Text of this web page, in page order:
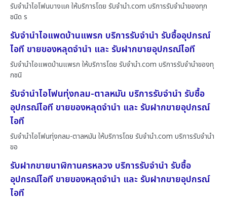
รับจำนำไอโฟนบางแค ให้บริการโดย รับจํานํา.com บริการรับจำนำของทุก
ชนิด ร
รับจำนำไอแพดบ้านแพรก บริการรับจำนำ รับซื้ออุปกรณ์
ไอที ขายของหลุดจำนำ และ รับฝากขายอุปกรณ์ไอที
รับจำนำไอแพดบ้านแพรก ให้บริการโดย รับจํานํา.com บริการรับจำนำของทุ
กชนิ
รับจำนำไอโฟนทุ่งกลม-ตาลหมัน บริการรับจำนำ รับซื้อ
อุปกรณ์ไอที ขายของหลุดจำนำ และ รับฝากขายอุปกรณ์
ไอที
รับจำนำไอโฟนทุ่งกลม-ตาลหมัน ให้บริการโดย รับจํานํา.com บริการรับจำนำ
ขอ
รับฝากขายนาฬิกานครหลวง บริการรับจำนำ รับซื้อ
อุปกรณ์ไอที ขายของหลุดจำนำ และ รับฝากขายอุปกรณ์
ไอที